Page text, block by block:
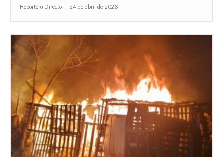
Reportero Directo - 24 de abril de 2026